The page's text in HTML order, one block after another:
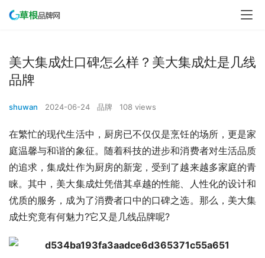
美大集成灶口碑怎么样？美大集成灶是几线
品牌
shuwan 2024-06-24 品牌 108 views
在繁忙的现代生活中，厨房已不仅仅是烹饪的场所，更是家
庭温馨与和谐的象征。随着科技的进步和消费者对生活品质
的追求，集成灶作为厨房的新宠，受到了越来越多家庭的青
睐。其中，美大集成灶凭借其卓越的性能、人性化的设计和
优质的服务，成为了消费者口中的口碑之选。那么，美大集
成灶究竟有何魅力?它又是几线品牌呢?